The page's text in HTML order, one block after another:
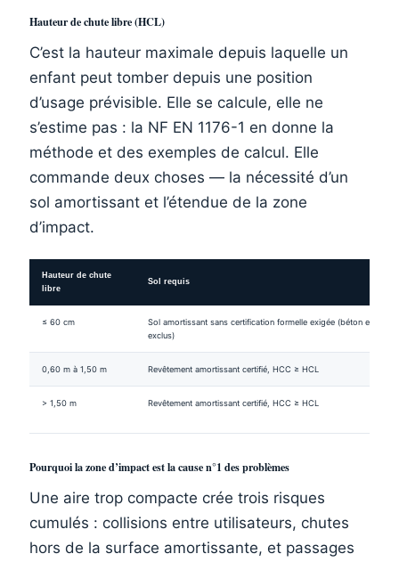
Hauteur de chute libre (HCL)
C’est la hauteur maximale depuis laquelle un
enfant peut tomber depuis une position
d’usage prévisible. Elle se calcule, elle ne
s’estime pas : la NF EN 1176-1 en donne la
méthode et des exemples de calcul. Elle
commande deux choses — la nécessité d’un
sol amortissant et l’étendue de la zone
d’impact.
Hauteur de chute
libre
Sol requis
≤ 60 cm
Sol amortissant sans certification formelle exigée (béton et
exclus)
0,60 m à 1,50 m Revêtement amortissant certifié, HCC ≥ HCL
> 1,50 m Revêtement amortissant certifié, HCC ≥ HCL
Pourquoi la zone d’impact est la cause n°1 des problèmes
Une aire trop compacte crée trois risques
cumulés : collisions entre utilisateurs, chutes
hors de la surface amortissante, et passages